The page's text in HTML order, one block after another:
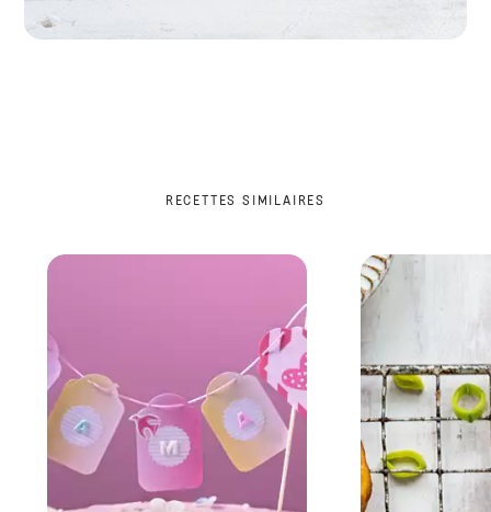
RECETTES SIMILAIRES